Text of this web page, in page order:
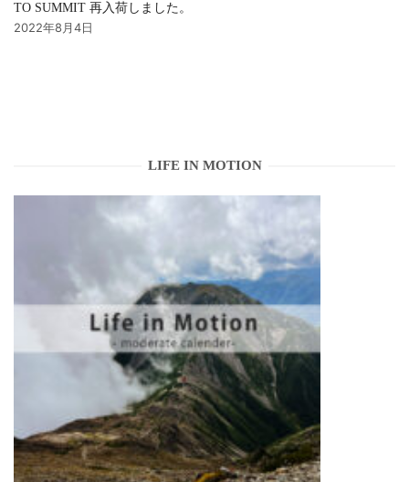
TO SUMMIT 再入荷しました。
2022年8月4日
LIFE IN MOTION